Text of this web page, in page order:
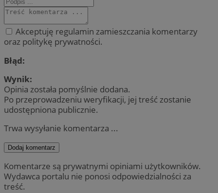
Akceptuję regulamin zamieszczania komentarzy
oraz politykę prywatności.
Błąd:
Wynik:
Opinia została pomyślnie dodana.
Po przeprowadzeniu weryfikacji, jej treść zostanie
udostępniona publicznie.
Trwa wysyłanie komentarza ...
Dodaj komentarz
Komentarze są prywatnymi opiniami użytkowników.
Wydawca portalu nie ponosi odpowiedzialności za
treść.